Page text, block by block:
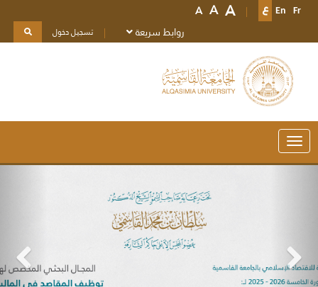
ع En Fr
A A A
روابط سريعة تسجيل دخول
Toggle
navigation